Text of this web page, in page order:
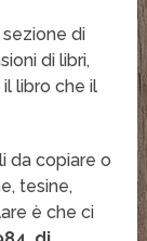
sezione di
di libri,
libro che il
da copiare o
tesine,
è che ci